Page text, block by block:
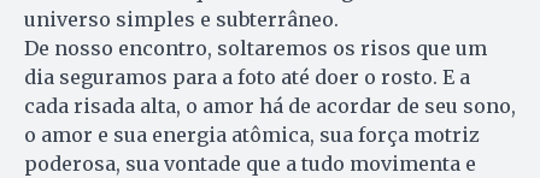
universo simples e subterrâneo.
De nosso encontro, soltaremos os risos que um
dia seguramos para a foto até doer o rosto. E a
cada risada alta, o amor há de acordar de seu sono,
o amor e sua energia atômica, sua força motriz
poderosa, sua vontade que a tudo movimenta e